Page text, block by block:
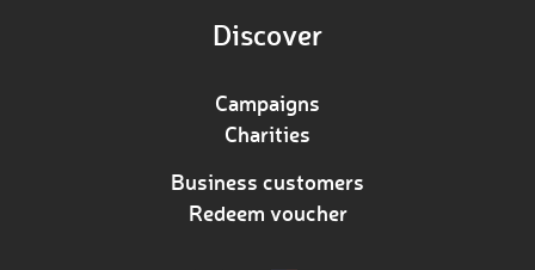
Discover
Campaigns
Charities
Business customers
Redeem voucher